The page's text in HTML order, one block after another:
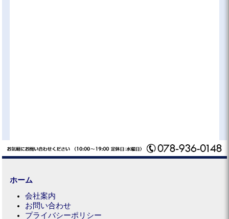
ホーム
会社案内
お問い合わせ
プライバシーポリシー